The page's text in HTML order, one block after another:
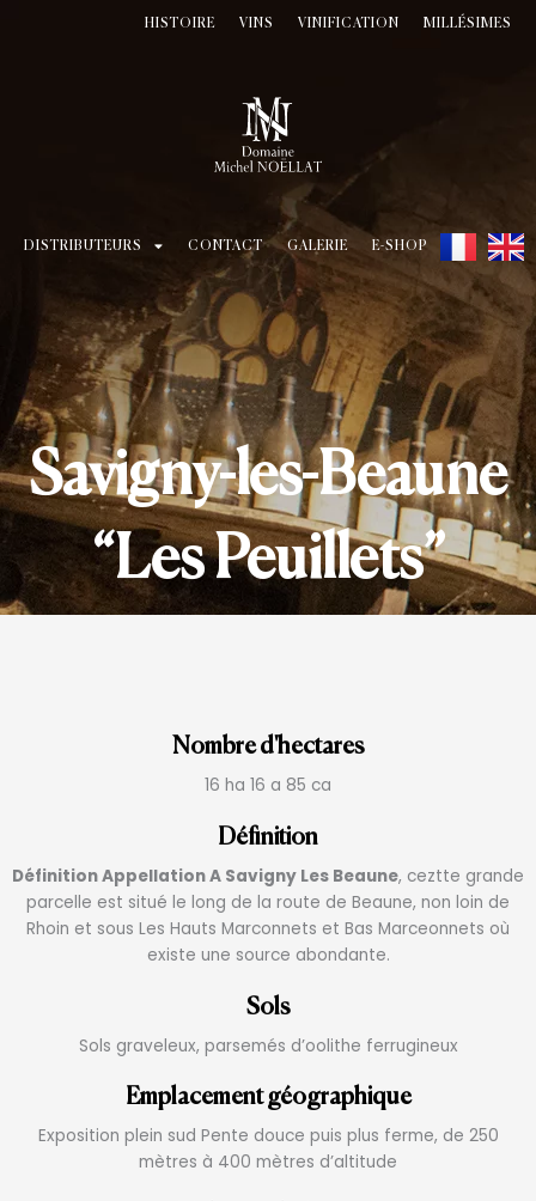
HISTOIRE VINS VINIFICATION MILLÉSIMES
DISTRIBUTEURS CONTACT GALERIE E-SHOP
Savigny-les-Beaune
“Les Peuillets”
Nombre d'hectares
16 ha 16 a 85 ca
Définition
Définition Appellation A Savigny Les Beaune, ceztte grande
parcelle est situé le long de la route de Beaune, non loin de
Rhoin et sous Les Hauts Marconnets et Bas Marceonnets où
existe une source abondante.
Sols
Sols graveleux, parsemés d’oolithe ferrugineux
Emplacement géographique
Exposition plein sud Pente douce puis plus ferme, de 250
mètres à 400 mètres d’altitude